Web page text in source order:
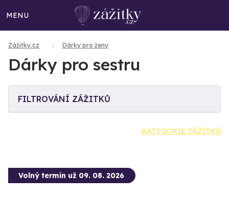
MENU
Zážitky.cz Dárky pro ženy
Dárky pro sestru
FILTROVÁNÍ ZÁŽITKŮ
KATEGORIE ZÁŽITKŮ
Volný termín už 09. 08. 2026